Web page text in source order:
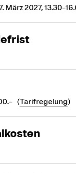
März 2027,
(Tarifregelung)